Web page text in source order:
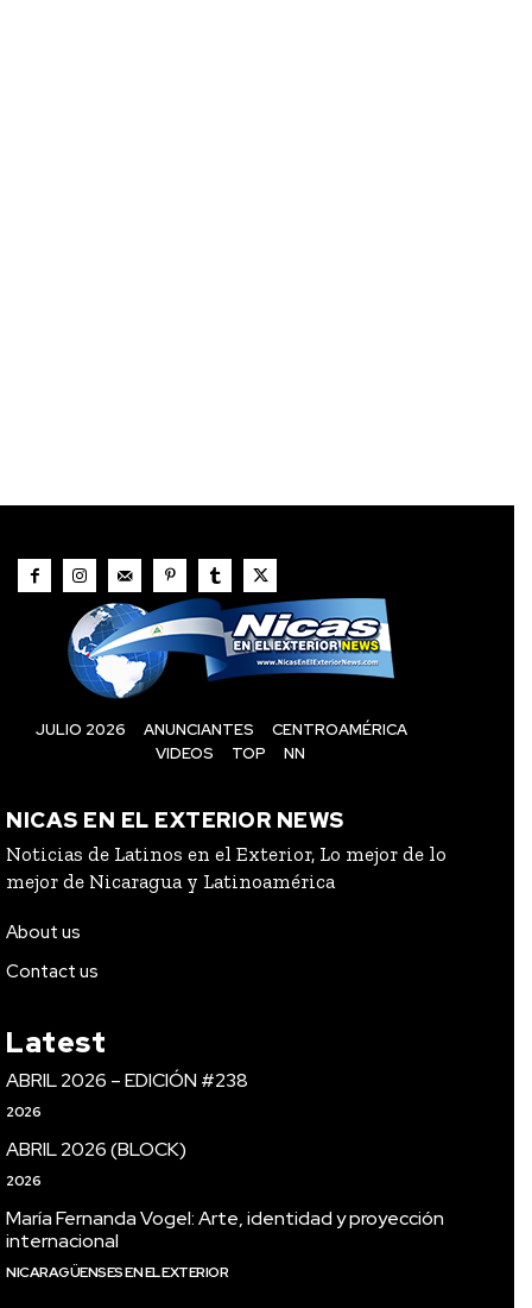
JULIO 2026 ANUNCIANTES
CENTROAMÉRICA
VIDEOS
TOP NN
NICAS EN EL EXTERIOR NEWS
Noticias de Latinos en el Exterior, Lo mejor de lo
mejor de Nicaragua y Latinoamérica
About us
Contact us
Latest
ABRIL 2026 – EDICIÓN #238
2026
ABRIL 2026 (BLOCK)
2026
María Fernanda Vogel: Arte, identidad y proyección
internacional
NICARAGÜENSES EN EL EXTERIOR